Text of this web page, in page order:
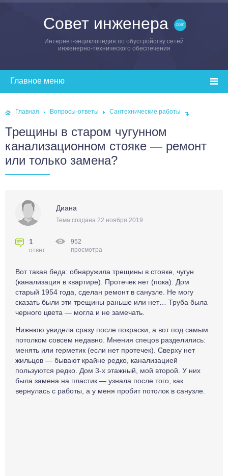
Совет инженера
Интернет-энциклопедия по обустройству сетей
инженерно-технического обеспечения
Главная Вопросы-ответы Сантехнические работы
Трещины в старом чугунном
канализационном стояке — ремонт
или только замена?
Диана
Тема создана 22 ноября 2019
1
ответ
952
просмотра
Вот такая беда: обнаружила трещины в стояке, чугун
(канализация в квартире). Протечек нет (пока). Дом
старый 1954 года, сделан ремонт в санузле. Не могу
сказать были эти трещины раньше или нет… Труба была
черного цвета — могла и не замечать.
Нижнюю увидела сразу после покраски, а вот под самым
потолком совсем недавно. Мнения спецов разделились:
менять или герметик (если нет протечек). Сверху нет
жильцов — бывают крайне редко, канализацией
пользуются редко. Дом 3-х этажный, мой второй. У них
была замена на пластик — узнала после того, как
вернулась с работы, а у меня пробит потолок в санузле.